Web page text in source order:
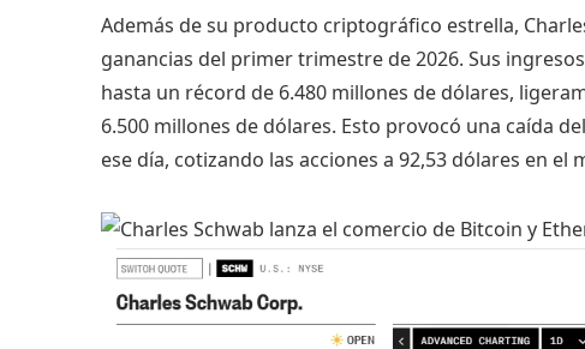
Además de su producto criptográfico estrella,
ganancias del primer trimestre de 2026. Sus
hasta un récord de 6.480 millones de dólares,
6.500 millones de dólares. Esto provocó una caída del
ese día, cotizando las acciones a 92,53 dólares en